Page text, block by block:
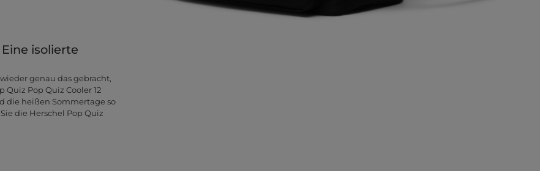
isolierte
genau das gebracht,
Pop Quiz Cooler 12
die heißen Sommertage so
die Herschel Pop Quiz